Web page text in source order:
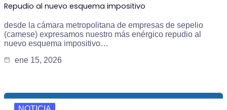
Repudio al nuevo esquema impositivo
desde la cámara metropolitana de empresas de sepelio
(camese) expresamos nuestro más enérgico repudio al
nuevo esquema impositivo…
ene 15, 2026